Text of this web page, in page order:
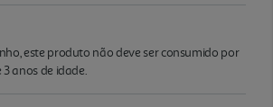
este produto não deve ser consumido por
anos de idade.